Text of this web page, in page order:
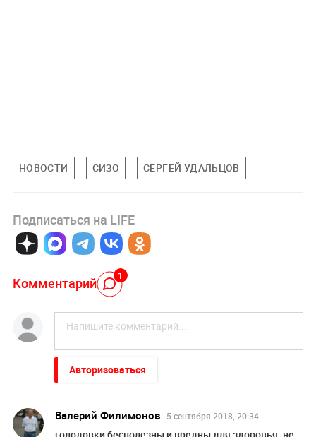
НОВОСТИ СИЗО СЕРГЕЙ УДАЛЬЦОВ
Подписаться на LIFE
Комментарий 1
Авторизоваться
Валерий Филимонов 5 сентября 2018, 20:34